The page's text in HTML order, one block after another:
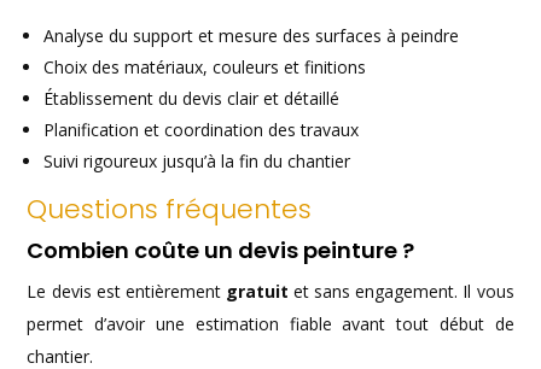
Analyse du support et mesure des surfaces à peindre
Choix des matériaux, couleurs et finitions
Établissement du devis clair et détaillé
Planification et coordination des travaux
Suivi rigoureux jusqu’à la fin du chantier
Questions fréquentes
Combien coûte un devis peinture ?
Le devis est entièrement gratuit et sans engagement. Il vous
permet d’avoir une estimation fiable avant tout début de
chantier.